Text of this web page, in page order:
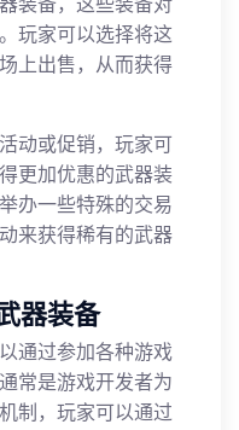
玩家可以选择将这
上出售，从而获得
动或促销，玩家可
更加优惠的武器装
办一些特殊的交易
来获得稀有的武器
器装备
通过参加各种游戏
常是游戏开发者为
制，玩家可以通过